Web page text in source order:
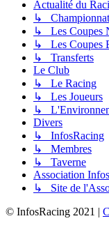
Actualité du
↳ Championnat
↳ Les Coupes
↳ Les Coupes
↳ Transferts
Le Club
↳ Le Racing
↳ Les Joueurs
↳
Divers
↳ InfosRacing
↳ Membres
↳ Taverne
Association
↳ Site de
© InfosRacing 2021 |